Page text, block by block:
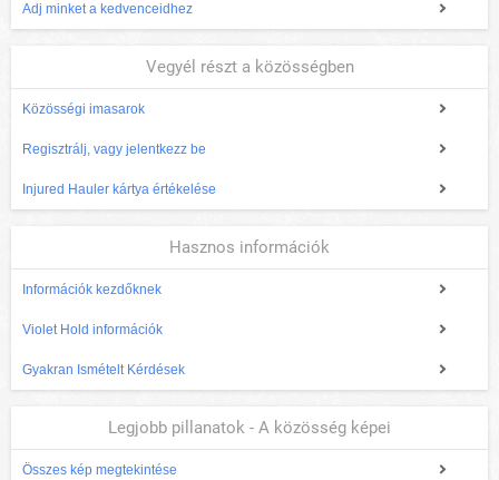
Adj minket a kedvenceidhez
Vegyél részt a közösségben
Közösségi imasarok
Regisztrálj, vagy jelentkezz be
Injured Hauler kártya értékelése
Hasznos információk
Információk kezdőknek
Violet Hold információk
Gyakran Ismételt Kérdések
Legjobb pillanatok - A közösség képei
Összes kép megtekintése